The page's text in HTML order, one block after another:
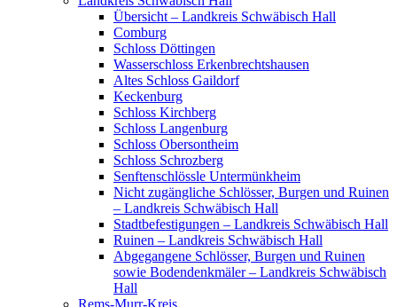
Übersicht – Landkreis Schwäbisch Hall
Comburg
Schloss Döttingen
Wasserschloss Erkenbrechtshausen
Altes Schloss Gaildorf
Keckenburg
Schloss Kirchberg
Schloss Langenburg
Schloss Obersontheim
Schloss Schrozberg
Senftenschlössle Untermünkheim
Nicht zugängliche Schlösser, Burgen und Ruinen
– Landkreis Schwäbisch Hall
Stadtbefestigungen – Landkreis Schwäbisch Hall
Ruinen – Landkreis Schwäbisch Hall
Abgegangene Schlösser, Burgen und Ruinen
sowie Bodendenkmäler – Landkreis Schwäbisch
Hall
Rems-Murr-Kreis